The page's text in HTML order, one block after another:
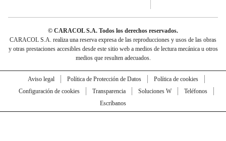
© CARACOL S.A. Todos los derechos reservados.
CARACOL S.A. realiza una reserva expresa de las reproducciones y usos de las obras
y otras prestaciones accesibles desde este sitio web a medios de lectura mecánica u otros
medios que resulten adecuados.
Aviso legal Política de Protección de Datos
Política de cookies
Configuración de cookies
Transparencia Soluciones W
Teléfonos
Escríbanos